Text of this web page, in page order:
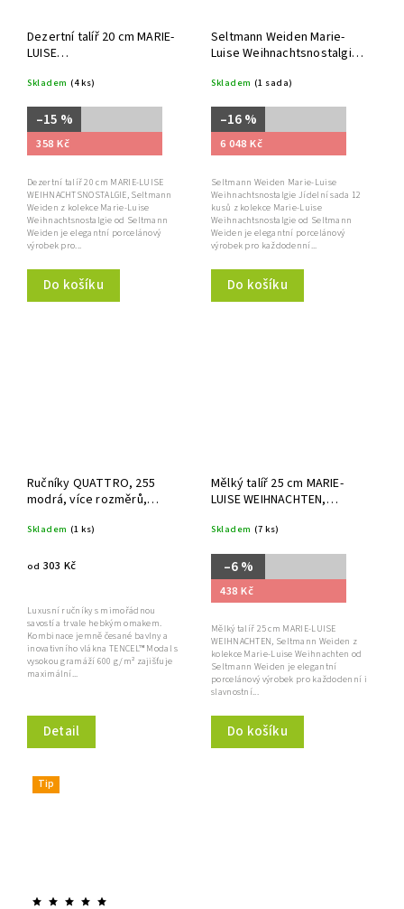
Dezertní talíř 20 cm MARIE-
LUISE
Seltmann Weiden
Skladem (4 ks)
–15 %
358 Kč
Do košíku
Dezertní talíř 20 cm MARIE-LUISE
WEIHNACHTSNOSTALGIE, Seltmann
Weiden z kolekce Marie-Luise
Weihnachtsnostalgie od Seltmann
Weiden je elegantní porcelánový
výrobek pro...
Seltmann Weiden Marie-
Luise Weihnachtsnostalgie
Skladem (1 sada)
–16 %
6 048 Kč
Do košíku
Seltmann Weiden Marie-Luise
Weihnachtsnostalgie Jídelní sada 12
kusů z kolekce Marie-Luise
Weihnachtsnostalgie od Seltmann
Weiden je elegantní porcelánový
výrobek pro každodenní...
Ručníky QUATTRO, 255
modrá, více rozměrů,
Skladem (1 ks)
od 303 Kč
Detail
Luxusní ručníky s mimořádnou
savostí a trvale hebkým omakem.
Kombinace jemně česané bavlny a
inovativního vlákna TENCEL™ Modal s
vysokou gramáží 600 g/m² zajišťuje
maximální...
Mělký talíř 25 cm MARIE-
LUISE WEIHNACHTEN,
Skladem (7 ks)
–6 %
438 Kč
Do košíku
Mělký talíř 25 cm MARIE-LUISE
WEIHNACHTEN, Seltmann Weiden z
kolekce Marie-Luise Weihnachten od
Seltmann Weiden je elegantní
porcelánový výrobek pro každodenní i
slavnostní...
Tip